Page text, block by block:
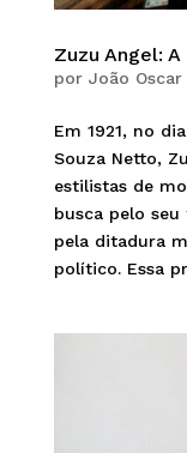
Zuzu Angel:
por João Oscar
Em 1921, no
Souza Netto,
estilistas de
busca pelo
pela ditadura
político. Essa